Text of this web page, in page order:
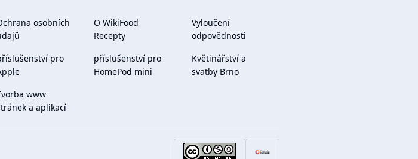
osobních
O WikiFood
Recepty
Vyloučení
odpovědnosti
pro
příslušenství pro
HomePod mini
Květinářství a
svatby Brno
www
a aplikací